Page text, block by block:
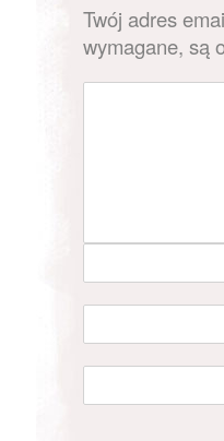
Twój adres
wymagane, są